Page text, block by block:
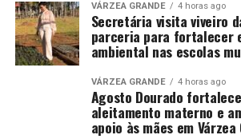
VÁRZEA GRANDE 4 horas ago
Secretária visita viveiro
parceria para fortalecer
ambiental nas escolas
VÁRZEA GRANDE 4 horas ago
Agosto Dourado
aleitamento materno e
apoio às mães em Várzea